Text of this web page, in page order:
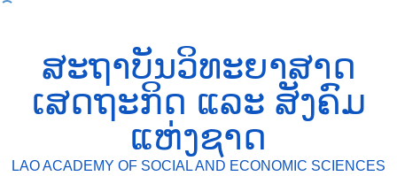
ສະຖາບັນວິທະຍາສາດ
ເສດຖະກິດ ແລະ ສັງຄົມ
ແຫ່ງຊາດ
LAO ACADEMY OF SOCIAL AND ECONOMIC SCIENCES